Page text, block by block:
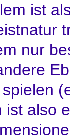
ist
nur
ist also